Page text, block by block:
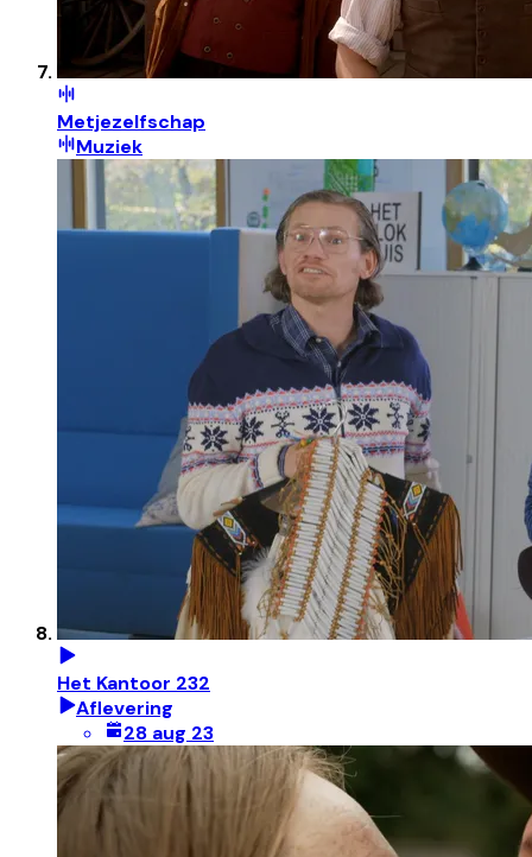
Metjezelfschap
Muziek
Het Kantoor 232
Aflevering
28 aug 23